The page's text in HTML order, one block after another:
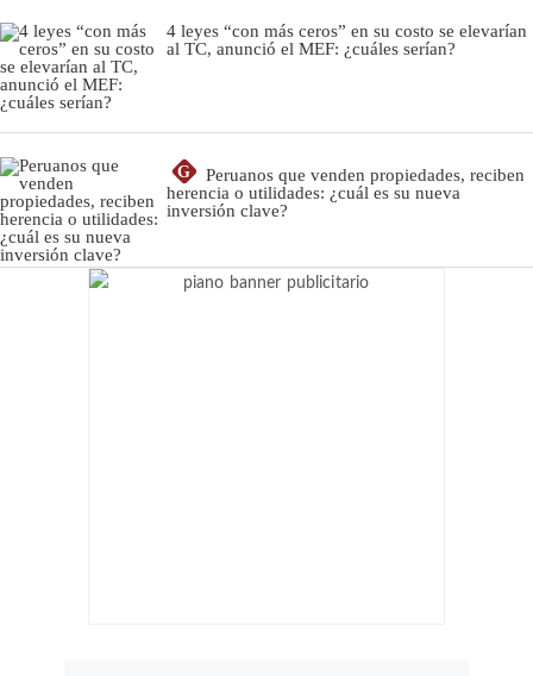
4 leyes “con más ceros” en su costo se elevarían
al TC, anunció el MEF: ¿cuáles serían?
G
Peruanos que venden propiedades, reciben
herencia o utilidades: ¿cuál es su nueva
inversión clave?